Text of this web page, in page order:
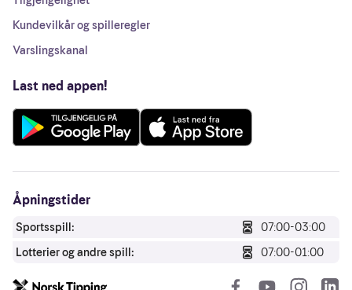
Kundevilkår og spilleregler
Varslingskanal
Last ned appen!
Åpningstider
Sportsspill:
07:00-03:00
Lotterier og andre spill:
07:00-01:00